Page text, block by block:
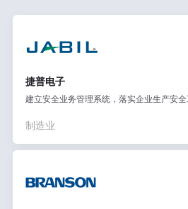
捷普电子
建立安全业务管理系统，落实企业生产安
制造业